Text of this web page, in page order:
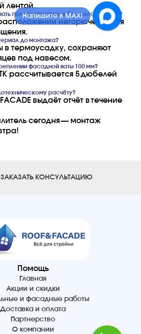
лентой.
пенополистирол и базальтовую вату?
негорючего слоя
до монтажа?
в термоусадку, сохраняют
под навесом.
фасадной ваты 100 мм?
рассчитывается 5 дюбелей
расчёту?
выдаёт отчёт в течение
сегодня — монтаж
ЗАКАЗАТЬ КОНСУЛЬТАЦИЮ
Помощь
Главная
Акции и скидки
и фасадные работы
Доставка и оплата
Партнерство
О компании
Напишите в MAX!